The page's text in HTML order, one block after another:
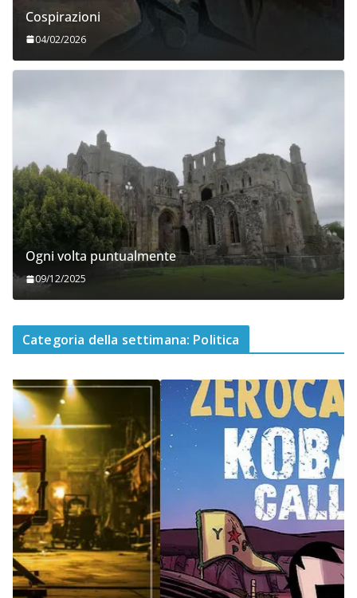
Cospirazioni
04/02/2026
Ogni volta puntualmente
09/12/2025
Categoria della settimana: Politica